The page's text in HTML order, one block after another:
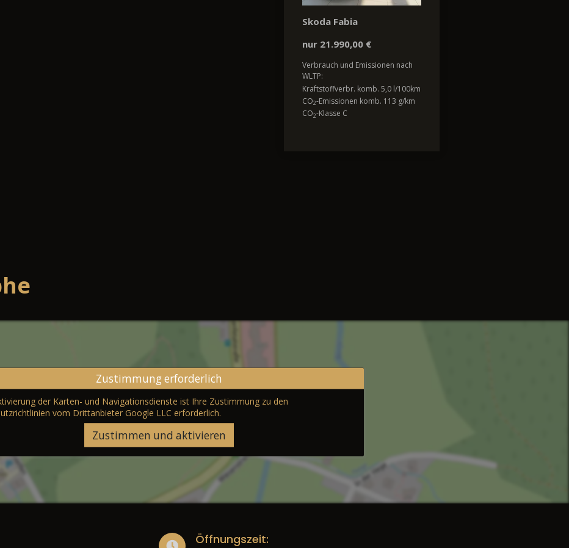
Skoda Fabia
nur 21.990,00 €
Verbrauch und Emissionen nach
WLTP:
Kraftstoffverbr. komb. 5,0 l/100km
CO2-Emissionen komb. 113 g/km
CO2-Klasse C
Zustimmung erforderlich
der Karten- und Navigationsdienste ist Ihre Zustimmung zu den
vom Drittanbieter Google LLC erforderlich.
Zustimmen und aktivieren
Öffnungszeit: